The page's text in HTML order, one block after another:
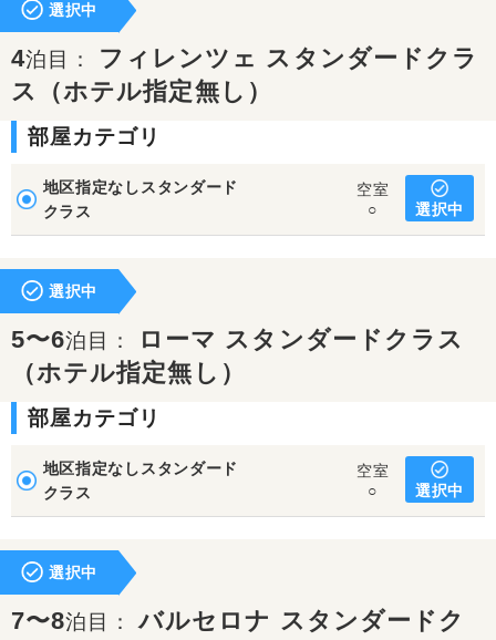
選択中
4泊目： フィレンツェ スタンダードクラ
ス（ホテル指定無し）
部屋カテゴリ
地区指定なしスタンダード
クラス
空室
○
選択中
選択中
5〜6泊目：
ローマ スタンダードクラス
（ホテル指定無し）
部屋カテゴリ
地区指定なしスタンダード
クラス
空室
○
選択中
選択中
7〜8泊目：バルセロナ スタンダードク